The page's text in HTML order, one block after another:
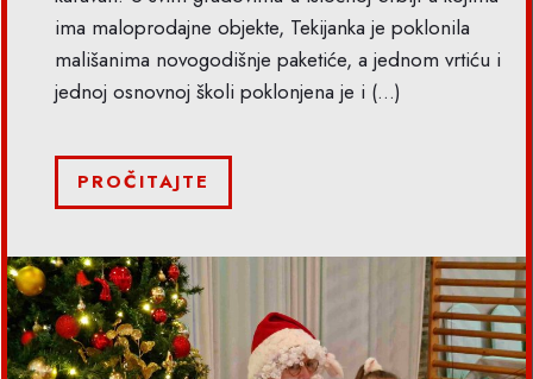
ima maloprodajne objekte, Tekijanka je poklonila
mališanima novogodišnje paketiće, a jednom vrtiću i
jednoj osnovnoj školi poklonjena je i (...)
PROČITAJTE